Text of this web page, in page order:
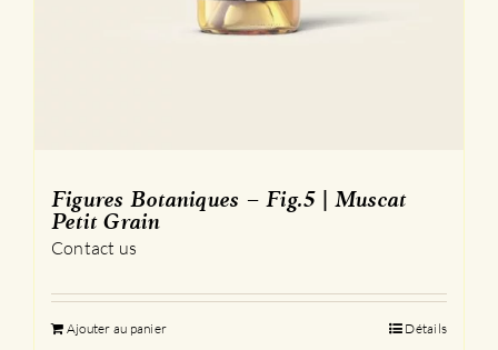
Figures Botaniques – Fig.5 | Muscat
Petit Grain
Contact us
Ajouter au panier Détails